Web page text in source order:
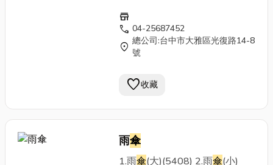
觸摸斷掉部分,以免受傷喔!因與
實體店面以及其他平台同步銷
售，【商品購買前，請先詢問是
store
call 04-25687452
location_on 總公司:台中市大雅區光復路14-8
號
favorite收藏
雨傘
1.雨傘 (大)(5408) 2.雨傘(小)